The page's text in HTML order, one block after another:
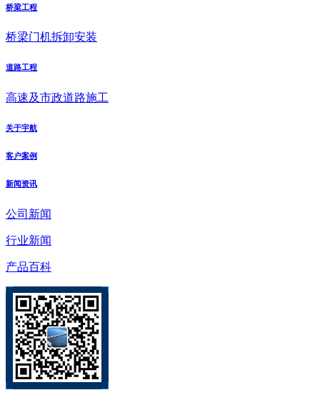
桥梁工程
桥梁门机拆卸安装
道路工程
高速及市政道路施工
关于宇航
客户案例
新闻资讯
公司新闻
行业新闻
产品百科